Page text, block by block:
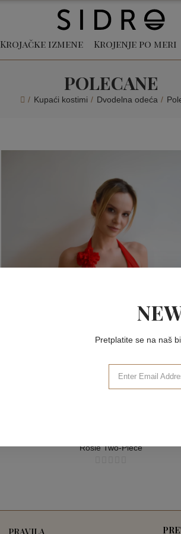
Krojačke izmene Krojenje po meri
POLECANE
Kupaći kostimi Dvodelna odeća
Rosie Two-Piece
Pretplatite se na naš